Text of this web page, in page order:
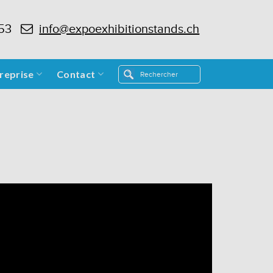
info@expoexhibitionstands.ch
Contact